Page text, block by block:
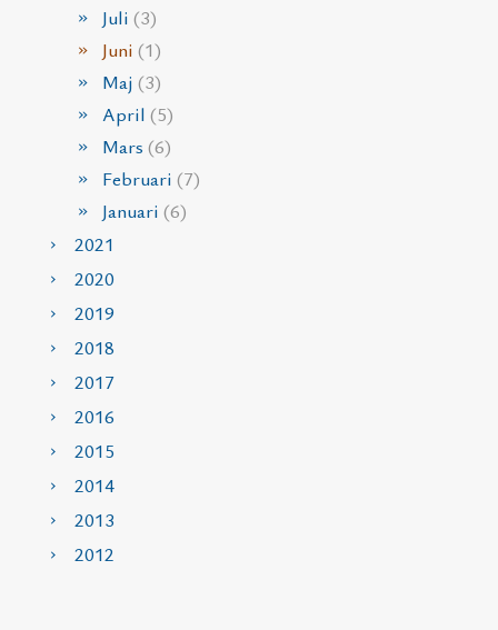
Juli (3)
Juni (1)
Maj (3)
April (5)
Mars (6)
Februari (7)
Januari (6)
2021
2020
2019
2018
2017
2016
2015
2014
2013
2012